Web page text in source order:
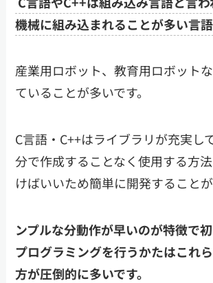
機械に組み込まれることが多い言語
産業用ロボット、教育用ロボット
ていることが多いです。
C言語・C++はライブラリが充実し
分で作成することなく使用する方
けばいいため簡単に開発すること
ンプルな分動作が早いのが特徴で
プログラミングを行うかたはこれ
方が圧倒的に多いです。